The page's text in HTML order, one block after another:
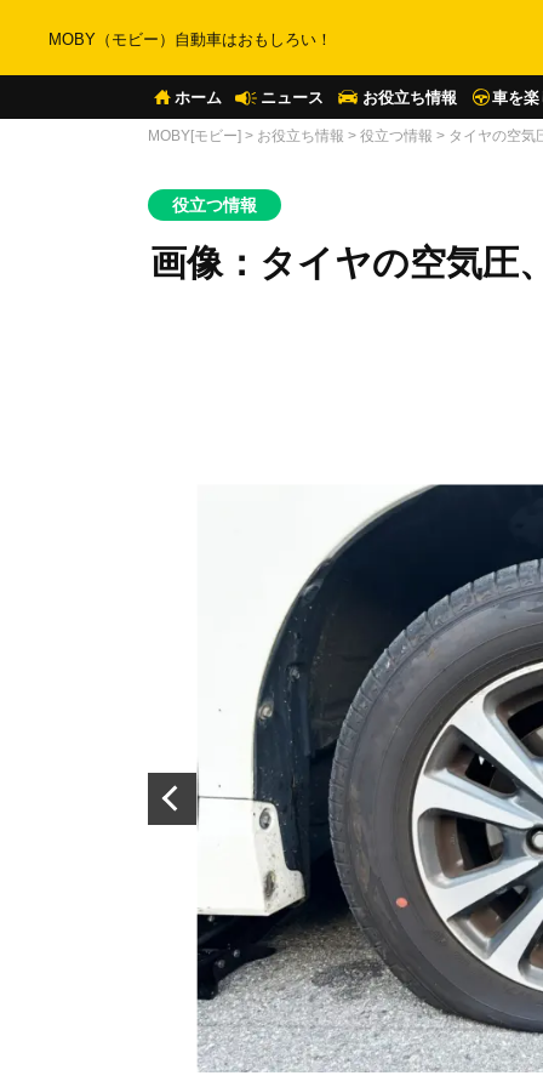
MOBY（モビー）自動車はおもしろい！
ホーム ニュース お役立ち情報 車を楽
MOBY[モビー] > お役立ち情報 > 役立つ情報 > タイヤの空気
役立つ情報
画像：タイヤの空気圧